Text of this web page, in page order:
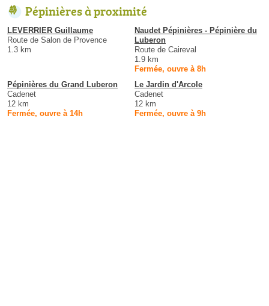
Pépinières à proximité
LEVERRIER Guillaume
Route de Salon de Provence
1.3 km
Naudet Pépinières - Pépinière du
Luberon
Route de Caireval
1.9 km
Fermée, ouvre à 8h
Pépinières du Grand Luberon
Cadenet
12 km
Fermée, ouvre à 14h
Le Jardin d'Arcole
Cadenet
12 km
Fermée, ouvre à 9h